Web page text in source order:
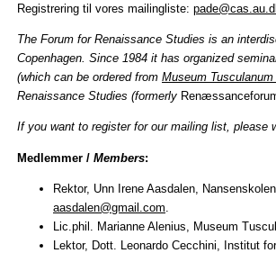
Registrering til vores mailingliste:
The Forum for Renaissance Studies is an
Copenhagen. Since 1984 it has organized
(which can be ordered from Museum
Renaissance Studies (formerly
If you want to register for our mailing list, please
Medlemmer / Members:
Rektor, Unn Irene Aasdalen,
aasdalen@gmail.com
Lic.phil. Marianne Alenius, Museum
Lektor, Dott. Leonardo Cecchini, Institut